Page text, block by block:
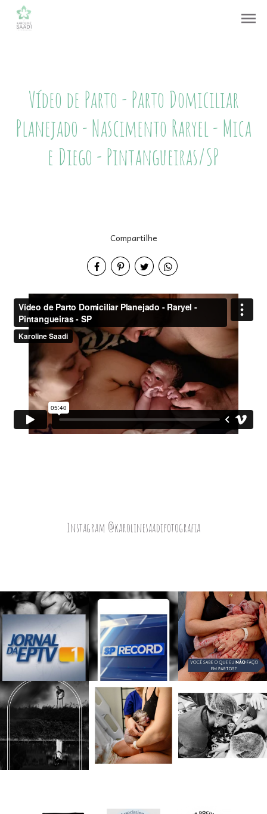
menu
Vídeo de Parto - Parto Domiciliar
Planejado - Nascimento Raryel - Mica
e Diego - Pintangueiras/SP
Compartilhe
Instagram @karolinesaadifotografia